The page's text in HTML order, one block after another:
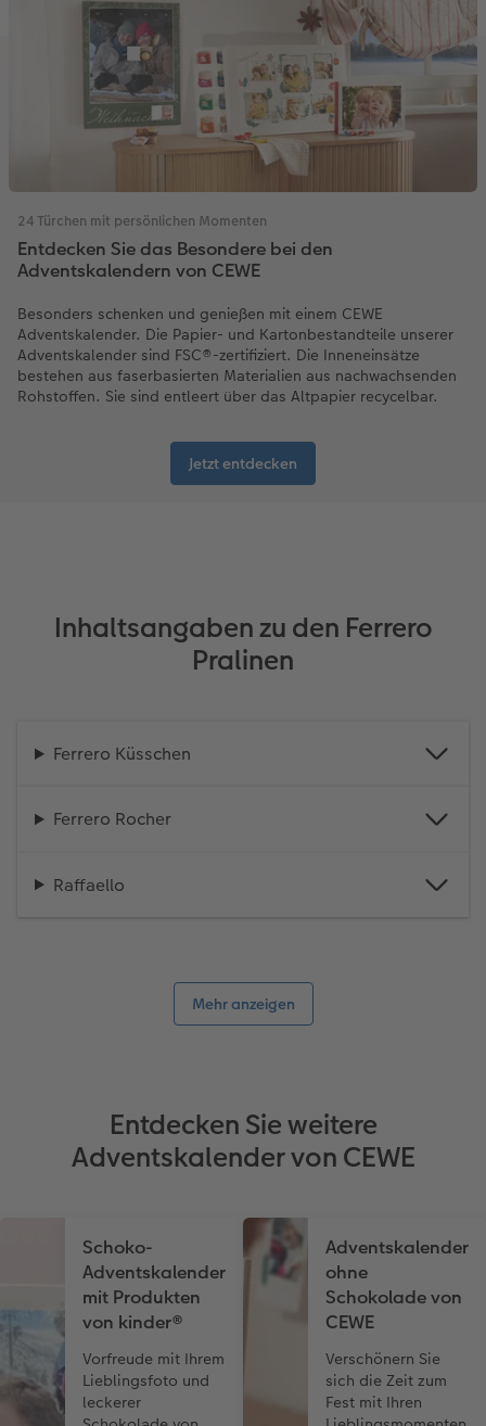
24 Türchen mit persönlichen Momenten
Entdecken Sie das Besondere bei den
Adventskalendern von CEWE
Besonders schenken und genießen mit einem CEWE
Adventskalender. Die Papier- und Kartonbestandteile unserer
Adventskalender sind FSC®-zertifiziert. Die Inneneinsätze
bestehen aus faserbasierten Materialien aus nachwachsenden
Rohstoffen. Sie sind entleert über das Altpapier recycelbar.
Jetzt entdecken
Inhaltsangaben zu den Ferrero
Pralinen
Ferrero Küsschen
Ferrero Rocher
Raffaello
Mehr anzeigen
Entdecken Sie weitere
Adventskalender von CEWE
Schoko-
Adventskalender
mit Produkten
von kinder®
Vorfreude mit Ihrem
Lieblingsfoto und
leckerer
Adventskalender
ohne
Schokolade von
CEWE
Verschönern Sie
sich die Zeit zum
Fest mit Ihren